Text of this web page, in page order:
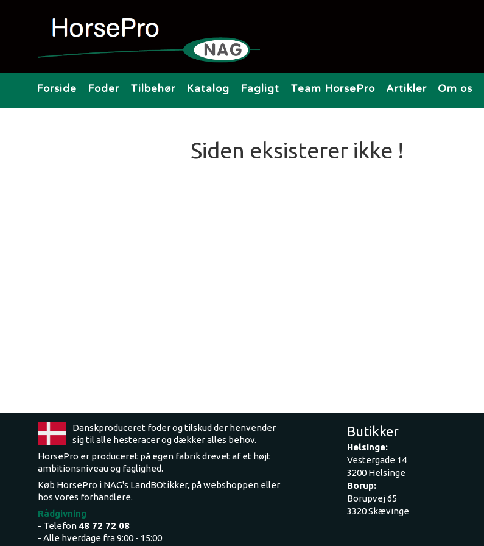
Forside Foder Tilbehør Katalog Fagligt Team HorsePro Artikler Om os
Siden eksisterer ikke !
Danskproduceret foder og tilskud der henvender
sig til alle hesteracer og dækker alles behov.
HorsePro er produceret på egen fabrik drevet af et højt
ambitionsniveau og faglighed.
Køb HorsePro i NAG's LandBOtikker, på webshoppen eller
hos vores forhandlere.
Rådgivning
- Telefon 48 72 72 08
- Alle hverdage fra 9:00 - 15:00
Butikker
Helsinge:
Vestergade 14
3200 Helsinge
Borup:
Borupvej 65
3320 Skævinge